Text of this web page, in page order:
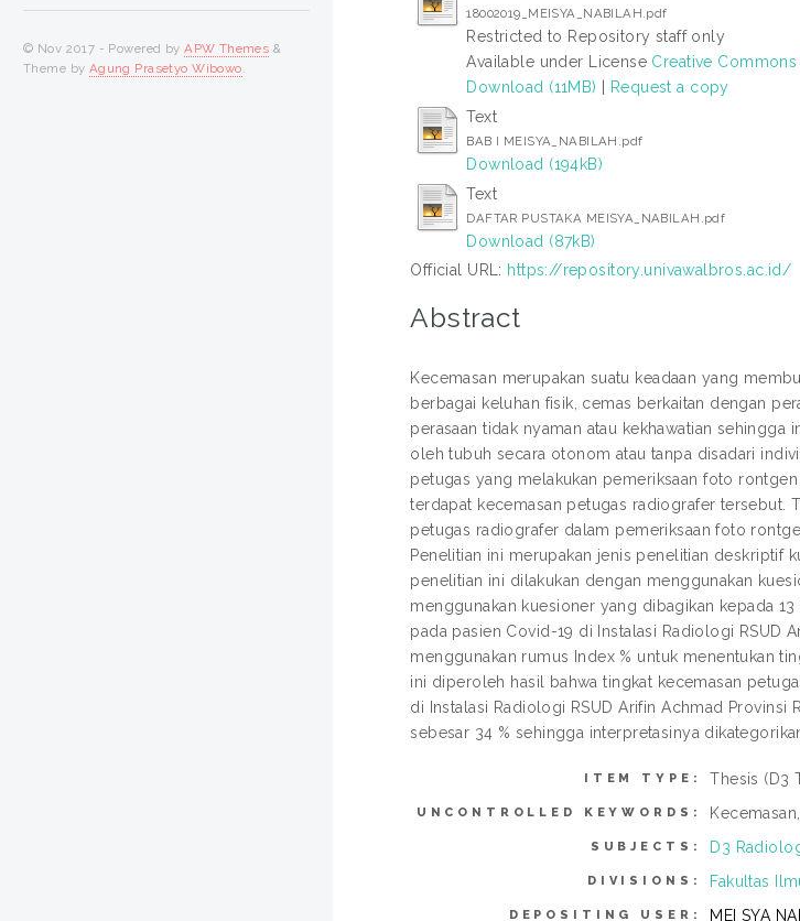
18002019_MEISYA_NABILAH.pdf
Restricted to Repository staff only
Available under License Creative
Download (11MB)
Request a copy
Text
BAB I MEISYA_NABILAH.pdf
Download (194kB)
Text
DAFTAR PUSTAKA MEISYA_NABILAH.pdf
Download (87kB)
Official URL: https://repository.univawalbros.ac.id/
Abstract
Kecemasan merupakan suatu keadaan yang
berbagai keluhan fisik, cemas berkaitan dengan
perasaan tidak nyaman atau kekhawatian
oleh tubuh secara otonom atau tanpa disadari
petugas yang melakukan pemeriksaan foto
terdapat kecemasan petugas radiografer tersebut.
petugas radiografer dalam pemeriksaan foto
Penelitian ini merupakan jenis penelitian deskriptif
penelitian ini dilakukan dengan menggunakan
menggunakan kuesioner yang dibagikan kepada
pada pasien Covid-19 di Instalasi Radiologi RSUD
menggunakan rumus Index % untuk menentukan
ini diperoleh hasil bahwa tingkat kecemasan
di Instalasi Radiologi RSUD Arifin Achmad
sebesar 34 % sehingga interpretasinya
ITEM TYPE: Thesis (D3
UNCONTROLLED KEYWORDS:
SUBJECTS: D3
DIVISIONS: Fakultas
DEPOSITING USER: MEI SYA
© Nov 2017 - Powered byAPW Themes &
Theme by Agung Prasetyo Wibowo